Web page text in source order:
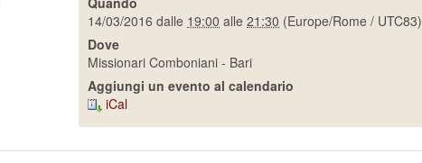
14/03/2016 dalle 19:00 alle 21:30 (Europe/Rome / UTC83)
Dove
Missionari Comboniani - Bari
Aggiungi un evento al calendario
iCal